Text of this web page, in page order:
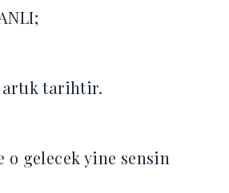
tarihtir.
o gelecek yine sensin